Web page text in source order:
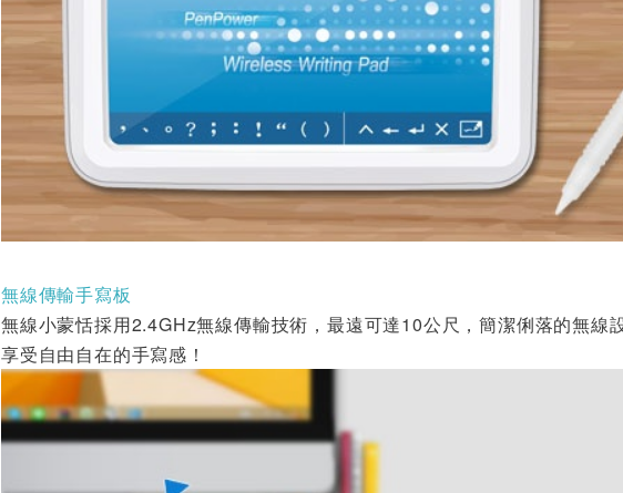
無線傳輸手寫板
無線小蒙恬採用2.4GHz無線傳輸技術，最遠可達10公尺，簡潔俐落的無線
享受自由自在的手寫感！